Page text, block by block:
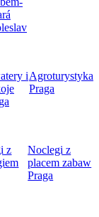
iAgroturystyka
Praga
z
Noclegi z
placem zabaw
Praga